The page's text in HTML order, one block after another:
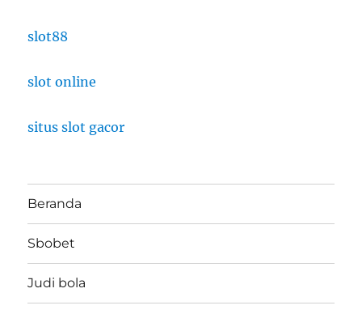
slot88
slot online
situs slot gacor
Beranda
Sbobet
Judi bola